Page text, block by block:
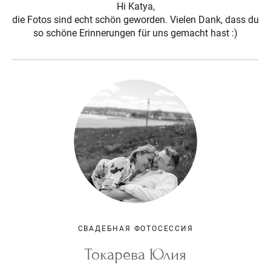
Hi Katya,
die Fotos sind echt schön geworden. Vielen Dank, dass du
so schöne Erinnerungen für uns gemacht hast :)
СВАДЕБНАЯ ФОТОСЕССИЯ
Токарева Юлия